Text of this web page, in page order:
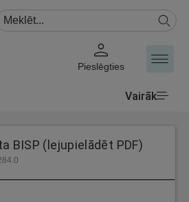
Pieslēgties
Vairāk
BISP (lejupielādēt PDF)